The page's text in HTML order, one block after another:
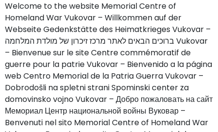
Welcome to the website Memorial Centre of
Homeland War Vukovar – Willkommen auf der
Webseite Gedenkstätte des Heimatkrieges Vukovar –
ברוכים הבאים לאתר מרכז זיכרון של מולדת המלחמה Vukovar
– Bienvenue sur le site Centre commémoratif de
guerre pour la patrie Vukovar – Bienvenido a la página
web Centro Memorial de la Patria Guerra Vukovar –
Dobrodošli na spletni strani Spominski center za
domovinsko vojno Vukovar – Добро пожаловать на сайт
Мемориал Центр национальной войны Вуковар –
Benvenuti nel sito Memorial Centre of Homeland War